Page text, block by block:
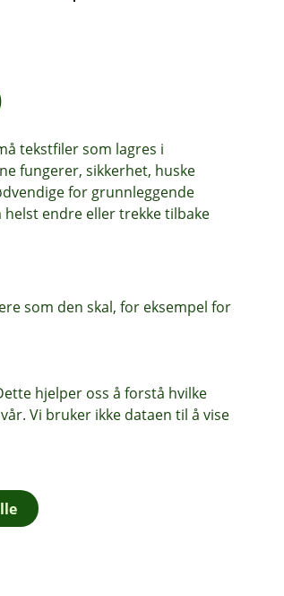
pensjonsprofiler.
Jo høyere andel
større risiko for
De ansatte kan
pensjonsprofilen
ønsker en annen
Aksjeandelen
ned til Eika
57-67 år.
tekstfiler som lagres i
fungerer, sikkerhet, huske
for grunnleggende
endre eller trekke tilbake
som den skal, for eksempel for
hjelper oss å forstå hvilke
Vi bruker ikke dataen til å vise